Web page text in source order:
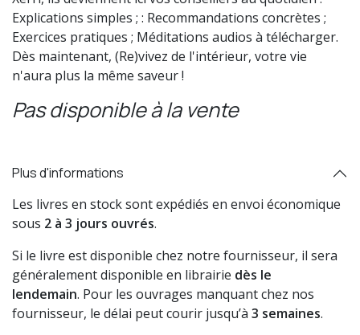
Explications simples ; : Recommandations concrètes ;
Exercices pratiques ; Méditations audios à télécharger.
Dès maintenant, (Re)vivez de l'intérieur, votre vie
n'aura plus la même saveur !
Pas disponible à la vente
Plus d'informations
Les livres en stock sont expédiés en envoi économique
sous 2 à 3 jours ouvrés.
Si le livre est disponible chez notre fournisseur, il sera
généralement disponible en librairie dès le
lendemain. Pour les ouvrages manquant chez nos
fournisseur, le délai peut courir jusqu’à 3 semaines.